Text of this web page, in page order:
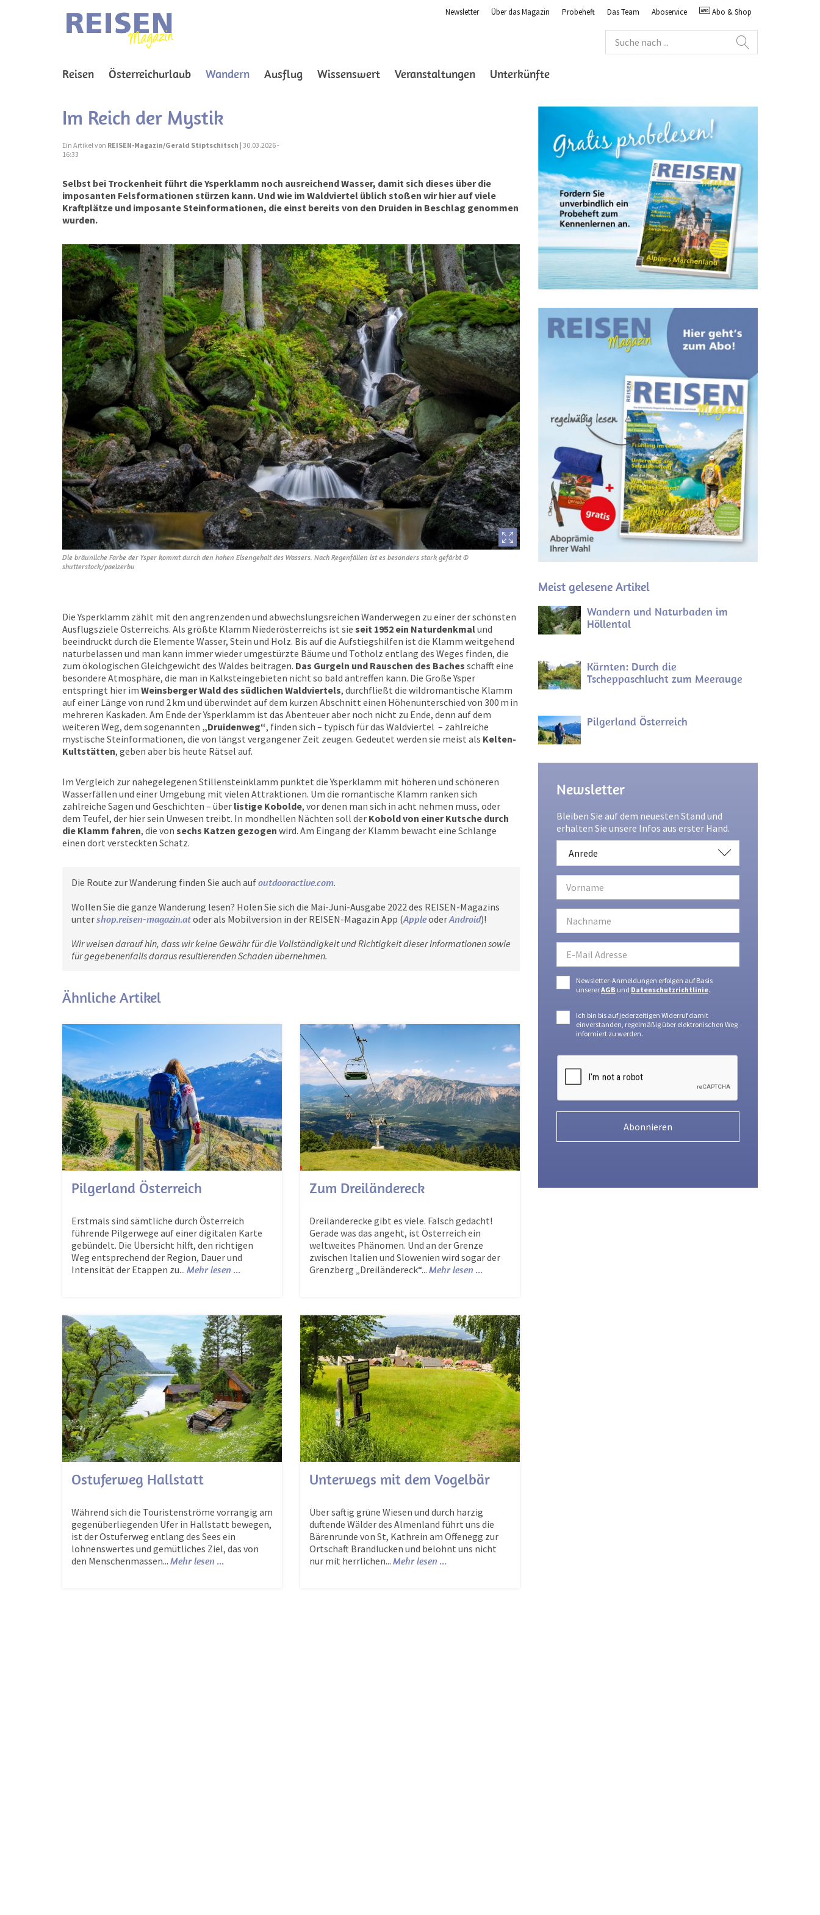
Newsletter Über das Magazin Probeheft Das Team Aboservice Abo & Shop
Reisen Österreichurlaub Wandern(current)
Ausflug Wissenswert Veranstaltungen Unterkünfte
Im Reich der Mystik
Ein Artikel von REISEN-Magazin/Gerald Stiptschitsch | 30.03.2026 -
16:33
Selbst bei Trockenheit führt die Ysperklamm noch ausreichend Wasser, damit sich dieses über die
imposanten Felsformationen stürzen kann. Und wie im Waldviertel üblich stoßen wir hier auf viele
Kraftplätze und imposante Steinformationen, die einst bereits von den Druiden in Beschlag genommen
wurden.
Die bräunliche Farbe der Ysper kommt durch den hohen Eisengehalt des Wassers. Nach Regenfällen ist es besonders stark gefärbt ©
shutterstock/paelzerbu
Die Ysperklamm zählt mit den angrenzenden und abwechslungsreichen Wanderwegen zu einer der schönsten
Ausflugsziele Österreichs. Als größte Klamm Niederösterreichs ist sie seit 1952 ein Naturdenkmalund
beeindruckt durch die Elemente Wasser, Stein und Holz. Bis auf die Aufstiegshilfen ist die Klamm weitgehend
naturbelassen und man kann immer wieder umgestürzte Bäume und Totholz entlang des Weges finden, die
zum ökologischen Gleichgewicht des Waldes beitragen. Das Gurgeln und Rauschen des Baches schafft eine
besondere Atmosphäre, die man in Kalksteingebieten nicht so bald antreffen kann. Die Große Ysper
entspringt hier im Weinsberger Wald des südlichen Waldviertels, durchfließt die wildromantische Klamm
auf einer Länge von rund 2 km und überwindet auf dem kurzen Abschnitt einen Höhenunterschied von 300 m in
mehreren Kaskaden. Am Ende der Ysperklamm ist das Abenteuer aber noch nicht zu Ende, denn auf dem
weiteren Weg, dem sogenannten „Druidenweg“, finden sich – typisch für das Waldviertel – zahlreiche
mystische Steinformationen, die von längst vergangener Zeit zeugen. Gedeutet werden sie meist als Kelten-
Kultstätten, geben aber bis heute Rätsel auf.
Im Vergleich zur nahegelegenen Stillenstein­klamm punktet die Ysperklamm mit höheren und schöneren
Wasserfällen und einer Umgebung mit vielen Attraktionen. Um die romantische Klamm ranken sich
zahlreiche Sagen und Geschichten – über listige Kobolde, vor denen man sich in acht nehmen muss, oder
dem Teufel, der hier sein Unwesen treibt. In mondhellen Nächten soll der Kobold von einer Kutsche durch
die Klamm fahren, die von sechs Katzen gezogen wird. Am Eingang der Klamm bewacht eine Schlange
einen dort versteckten Schatz.
Die Route zur Wanderung finden Sie auch aufoutdooractive.com.
Wollen Sie die ganze Wanderung lesen? Holen Sie sich die Mai-Juni-Ausgabe 2022 des REISEN-Magazins
untershop.reisen-magazin.atoder als Mobilversion in der REISEN-Magazin App (AppleoderAndroid)!
Wir weisen darauf hin, dass wir keine Gewähr für die Vollständigkeit und Richtigkeit dieser Informationen sowie
für gegebenenfalls daraus resultierenden Schaden übernehmen.
Ähnliche Artikel
Pilgerland Österreich
Erstmals sind sämtliche durch Österreich
führende Pilgerwege auf einer digitalen Karte
gebündelt. Die Übersicht hilft, den richtigen
Weg entsprechend der Region, Dauer und
Intensität der Etappen zu... Mehr lesen ...
Zum Dreiländereck
Dreiländerecke gibt es viele. Falsch gedacht!
Gerade was das angeht, ist Österreich ein
weltweites Phänomen. Und an der Grenze
zwischen Italien und Slowenien wird sogar der
Grenzberg „Dreiländereck“... Mehr lesen ...
Ostuferweg Hallstatt
Während sich die Touristenströme vorrangig am
gegenüberliegenden Ufer in Hallstatt bewegen,
ist der Ostuferweg entlang des Sees ein
lohnenswertes und gemütliches Ziel, das von
den Menschenmassen... Mehr lesen ...
Unterwegs mit dem Vogelbär
Über saftig grüne Wiesen und durch harzig
duftende Wälder des Almenland führt uns die
Bärenrunde von St, Kathrein am Offenegg zur
Ortschaft Brandlucken und belohnt uns nicht
nur mit herrlichen... Mehr lesen ...
Meist gelesene Artikel
Wandern und Naturbaden im
Höllental
Kärnten: Durch die
Tscheppaschlucht zum Meerauge
Pilgerland Österreich
Newsletter
Bleiben Sie auf dem neuesten Stand und
erhalten Sie unsere Infos aus erster Hand.
Anrede
Newsletter-Anmeldungen erfolgen auf Basis
unsererAGB und Datenschutzrichtlinie.
Ich bin bis auf jederzeitigen Widerruf damit
einverstanden, regelmäßig über elektronischen Weg
informiert zu werden.
Abonnieren